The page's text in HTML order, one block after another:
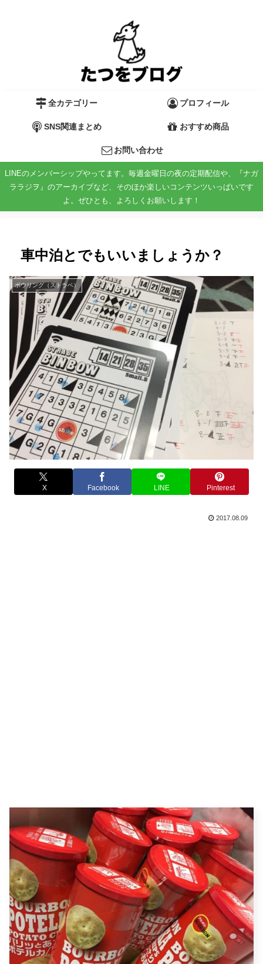
全カテゴリー プロフィール
SNS関連まとめ おすすめ商品
お問い合わせ
LINEのメンバーシップやってます。毎週金曜日の夜の定期配信や、『ナガ
ララジヲ』のアーカイブなど、そのほか楽しいコンテンツいっぱいです
よ。ぜひとも、よろしくお願いします！
車中泊とでもいいましょうか？
ボウリング（ストラベ）
X Facebook LINE Pinterest
2017.08.09